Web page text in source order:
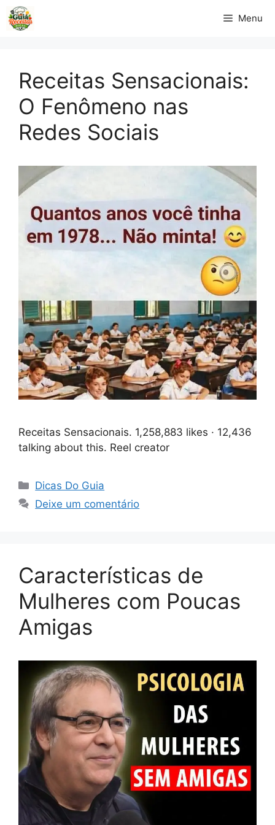
Pular
para
Menu
Receitas Sensacionais:
O Fenômeno nas
Redes Sociais
Receitas Sensacionais. 1,258,883 likes · 12,436
talking about this. Reel creator
Categorias
Dicas Do Guia
Deixe um comentário
Características de
Mulheres com Poucas
Amigas